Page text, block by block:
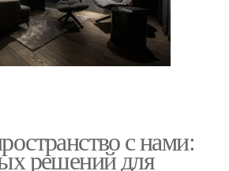
с нами:
решений для